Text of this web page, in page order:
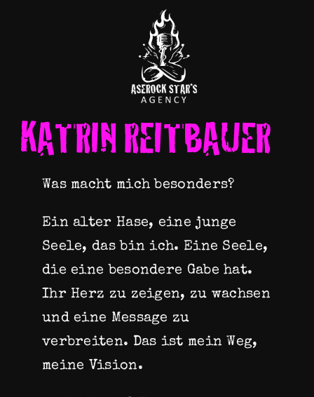
KATRIN REITBAUER
Was macht mich besonders?
Ein alter Hase, eine junge
Seele, das bin ich. Eine Seele,
die eine besondere Gabe hat.
Ihr Herz zu zeigen, zu wachsen
und eine Message zu
verbreiten. Das ist mein Weg,
meine Vision.